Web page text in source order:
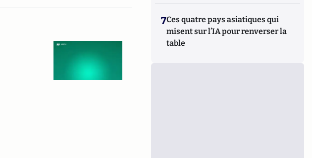
7Ces quatre pays asiatiques qui
misent sur l’IA pour renverser la
table